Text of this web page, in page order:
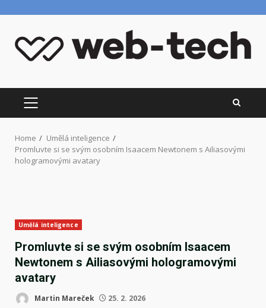
content
PRIMARY
MENU
Home
Umělá inteligence
Promluvte si se svým osobním Isaacem Newtonem s Ailiasovými
hologramovými avatary
Umělá inteligence
Promluvte si se svým osobním Isaacem
Newtonem s Ailiasovými hologramovými
avatary
Martin Mareček 25. 2. 2026